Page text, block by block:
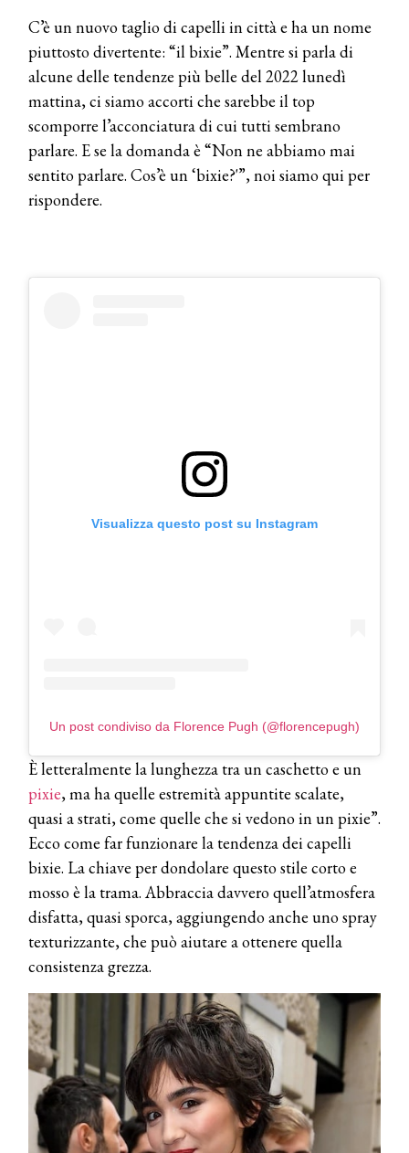
C’è un nuovo taglio di capelli in città e ha un nome
piuttosto divertente: “il bixie”. Mentre si parla di
alcune delle tendenze più belle del 2022 lunedì
mattina, ci siamo accorti che sarebbe il top
scomporre l’acconciatura di cui tutti sembrano
parlare. E se la domanda è “Non ne abbiamo mai
sentito parlare. Cos’è un ‘bixie?'”, noi siamo qui per
rispondere.
Visualizza questo post su Instagram
Un post condiviso da Florence Pugh (@florencepugh)
È letteralmente la lunghezza tra un caschetto e un
pixie, ma ha quelle estremità appuntite scalate,
quasi a strati, come quelle che si vedono in un pixie”.
Ecco come far funzionare la tendenza dei capelli
bixie. La chiave per dondolare questo stile corto e
mosso è la trama. Abbraccia davvero quell’atmosfera
disfatta, quasi sporca, aggiungendo anche uno spray
texturizzante, che può aiutare a ottenere quella
consistenza grezza.